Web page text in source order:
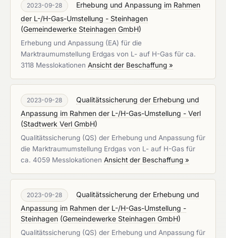
2023-09-28
Erhebung und Anpassung im Rahmen
der L-/H-Gas-Umstellung - Steinhagen
(Gemeindewerke Steinhagen GmbH)
Erhebung und Anpassung (EA) für die
Marktraumumstellung Erdgas von L- auf H-Gas für ca.
3118 Messlokationen Ansicht der Beschaffung »
2023-09-28
Qualitätssicherung der Erhebung und
Anpassung im Rahmen der L-/H-Gas-Umstellung - Verl
(Stadtwerk Verl GmbH)
Qualitätssicherung (QS) der Erhebung und Anpassung für
die Marktraumumstellung Erdgas von L- auf H-Gas für
ca. 4059 Messlokationen Ansicht der Beschaffung »
2023-09-28
Qualitätssicherung der Erhebung und
Anpassung im Rahmen der L-/H-Gas-Umstellung -
Steinhagen (Gemeindewerke Steinhagen GmbH)
Qualitätssicherung (QS) der Erhebung und Anpassung für